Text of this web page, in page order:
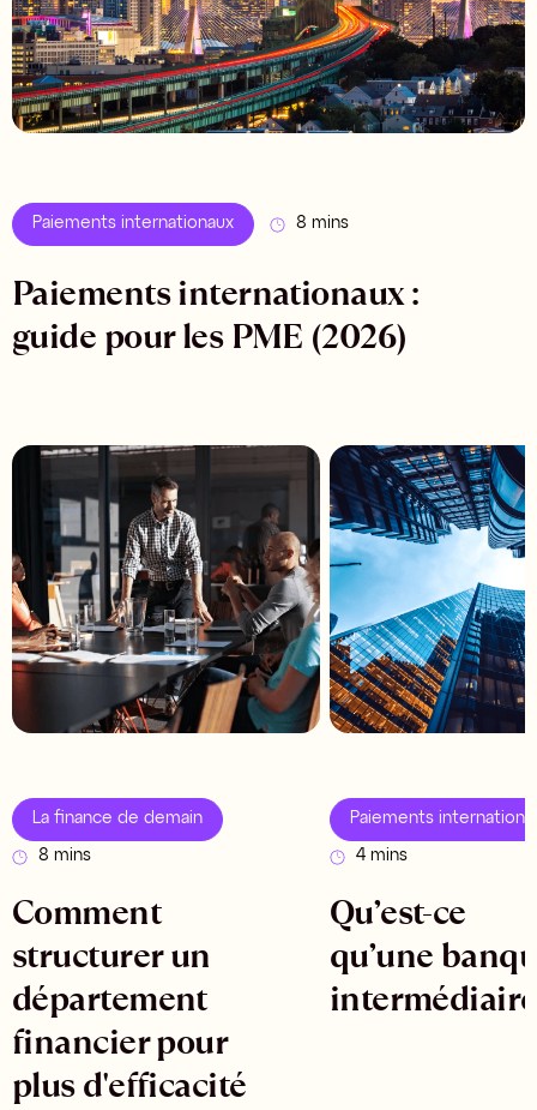
Paiements internationaux 8 mins
Paiements internationaux :
guide pour les PME (2026)
La finance de demain
8 mins
Comment
structurer un
département
financier pour
plus d'efficacité
Paiements
4 mins
Qu’est-ce
qu’une